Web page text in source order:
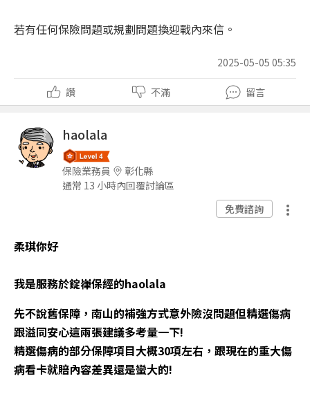
若有任何保險問題或規劃問題換迎戰內來信。
2025-05-05 05:35
讚 不滿 留言
haolala
保險業務員
彰化縣
通常 13 小時內回覆討論區
免費諮詢
柔琪你好
我是服務於錠嵂保經的haolala
先不說舊保障，南山的補強方式意外險沒問題但精選傷病
跟溢同安心這兩張建議多考量一下!
精選傷病的部分保障項目大概30項左右，跟現在的重大傷
病看卡就賠內容差異還是蠻大的!